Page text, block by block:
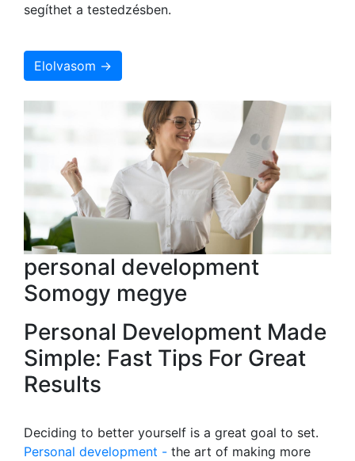
segíthet a testedzésben.
Elolvasom →
personal development
Somogy megye
Personal Development Made
Simple: Fast Tips For Great
Results
Deciding to better yourself is a great goal to set.
Personal development - the art of making more